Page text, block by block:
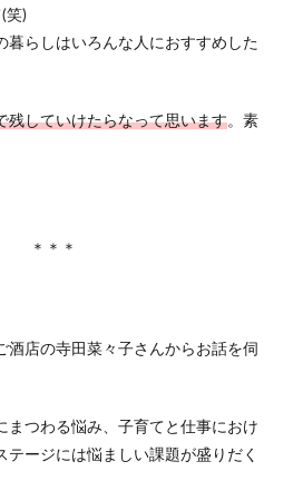
笑)
暮らしはいろんな人におすすめした
残していけたらなって思います。素
＊＊＊
酒店の寺田菜々子さんからお話を伺
まつわる悩み、子育てと仕事におけ
テージには悩ましい課題が盛りだく